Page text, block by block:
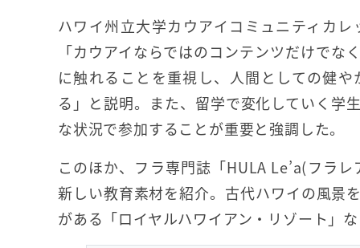
ハワイ州立大学カウアイコミュニティカ
「カウアイならではのコンテンツだけで
に触れることを重視し、人間としての健
る」と説明。また、留学で変化していく学
な状況で参加することが重要と強調した。
このほか、フラ専門誌「HULA Le’a(フラ
新しい教育素材を紹介。古代ハワイの風景
がある「ロイヤルハワイアン・リゾート」